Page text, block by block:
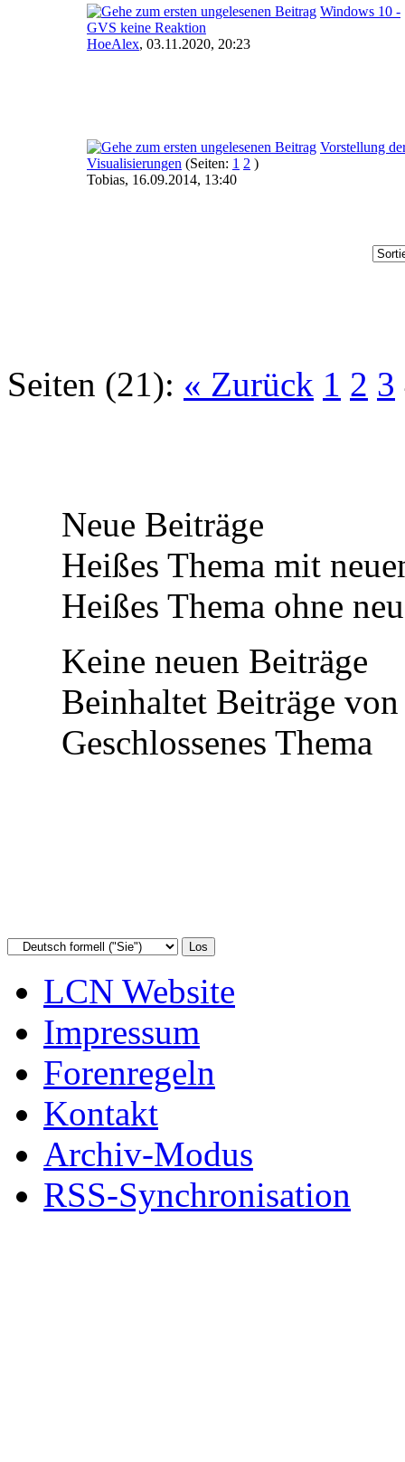
Windows 10 -
GVS keine Reaktion
HoeAlex, 03.11.2020, 20:23
Vorstellung
Visualisierungen (Seiten: 1 2 )
Tobias, 16.09.2014, 13:40
Seiten (21): « Zurück 1 2 3
Neue Beiträge
Heißes Thema mit
Heißes Thema ohne
Keine neuen Beiträge
Beinhaltet Beiträge
Geschlossenes Thema
LCN Website
Impressum
Forenregeln
Kontakt
Archiv-Modus
RSS-Synchronisation